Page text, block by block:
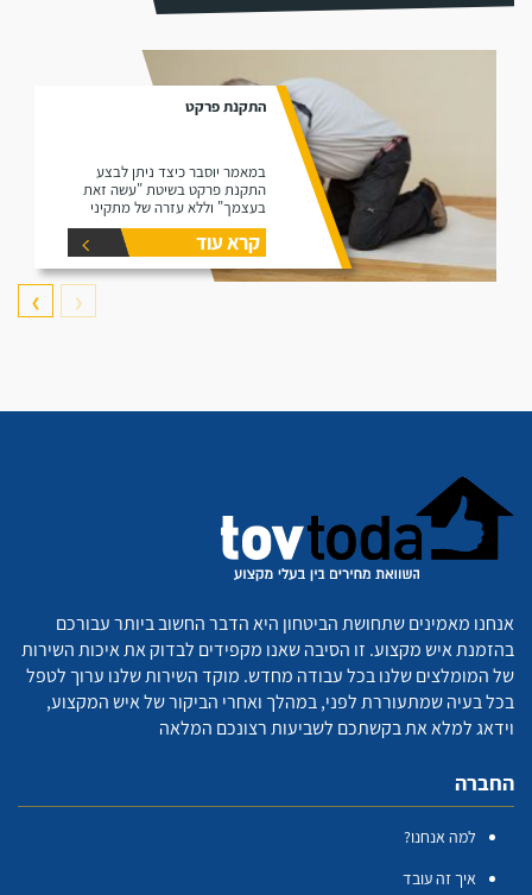
התקנת פרקט
במאמר יוסבר כיצד ניתן לבצע
התקנת פרקט בשיטת "עשה זאת
בעצמך" וללא עזרה של מתקיני
פרקטים.
קרא עוד
❮
❯
אנחנו מאמינים שתחושת הביטחון היא הדבר החשוב ביותר עבורכם
בהזמנת איש מקצוע. זו הסיבה שאנו מקפידים לבדוק את איכות השירות
של המומלצים שלנו בכל עבודה מחדש. מוקד השירות שלנו ערוך לטפל
בכל בעיה שמתעוררת לפני, במהלך ואחרי הביקור של איש המקצוע,
וידאג למלא את בקשתכם לשביעות רצונכם המלאה
החברה
למה אנחנו?
איך זה עובד